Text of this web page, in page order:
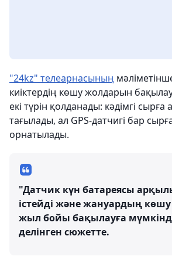
"24kz" телеарнасының
киіктердің көшу жолдарын
екі түрін қолданады: кәдімгі сырға
тағылады, ал GPS-датчигі бар
орнатылады.
"Датчик күн батареясы
істейді және жануардың
жыл бойы бақылауға
делінген сюжетте.